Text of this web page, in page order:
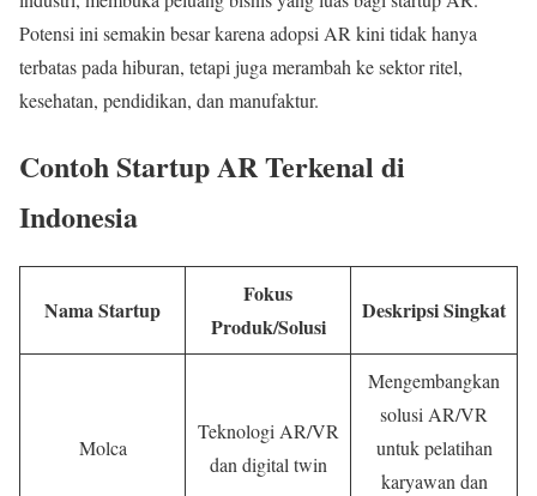
Potensi ini semakin besar karena adopsi AR kini tidak hanya
terbatas pada hiburan, tetapi juga merambah ke sektor ritel,
kesehatan, pendidikan, dan manufaktur.
Contoh Startup AR Terkenal di
Indonesia
Nama Startup
Fokus
Produk/Solusi
Deskripsi Singkat
Molca
Teknologi AR/VR
dan digital twin
Mengembangkan
solusi AR/VR
untuk pelatihan
karyawan dan